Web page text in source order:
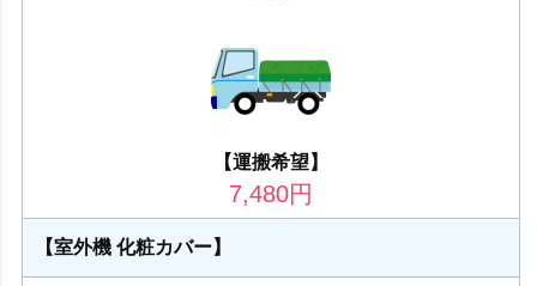
【運搬希望】
7,480円
【室外機 化粧カバー】